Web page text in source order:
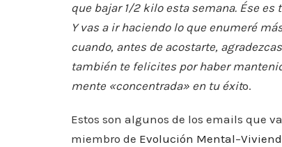
que bajar 1/2 kilo esta semana. Ése es
Y vas a ir haciendo lo que enumeré
cuando, antes de acostarte,
también te felicites por haber
mente «concentrada» en tu éxito.
Estos son algunos de los emails que
miembro de Evolución Mental–